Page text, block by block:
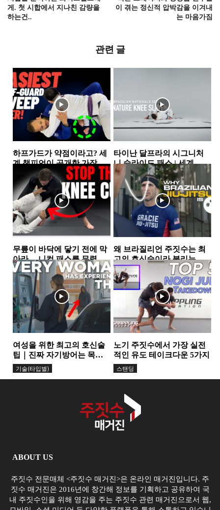
게. 첫 시합에서 지나친 감량을
하는건..
이 겪는 정신적 압박감을 이겨내
는 마음가짐
관련 글
하프가드가 약점이라고? 세
계 챔피언이 공개한 가장 실
전적인 하프가드 스윕 2가지
하프가드
타이난 달프라의 시그니처
니 슬라이드 패스 | 세계 챔
피언이 반복해서 사용하는...
하프가드
무릎이 바닥에 닿기 전에 막
아라… 니컷 패스를 무력화
하는 핵심 원리
가드
왜 브라질리언 주짓수는 최
고의 호신술이라 불리는
가… 그레이시 형제가 말하
는 ‘거리의 과학’
그레이시주짓수
여성을 위한 최고의 호신술
팁｜진짜 자기방어는 목소
리에서 시작된다
기술(타입별)
노기 주짓수에서 가장 실전
적인 유도 테이크다운 5가지
스탠딩
ABOUT US
주짓수 전문매체 <주짓수 매거진>은 온라인 매거진입니다. 주
짓수 매거진은 2016년에 창간해 정보를 기획하고 공유하여 국
내 주짓수인을 위해 영감을 주는 주짓수 관련 매거진으로서 웹,